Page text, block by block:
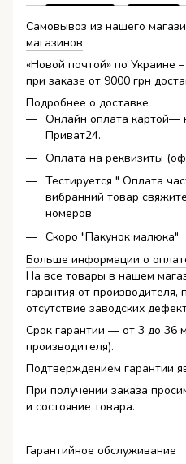
Самовывоз из нашего
магазинов
«Новой почтой» по Украине
при заказе от 9000 грн
Подробнее о доставке
Онлайн оплата картой—
Приват24.
Оплата на реквизиты
Тестируется " Оплата
вибранний товар
номеров
Скоро "Пакунок малюка"
Больше информации о
На все товары в нашем
гарантия от
отсутствие заводских
Срок гарантии — от 3 до 36
производителя).
Подтверждением гарантии
При получении заказа
и состояние товара.
Гарантийное обслуживание